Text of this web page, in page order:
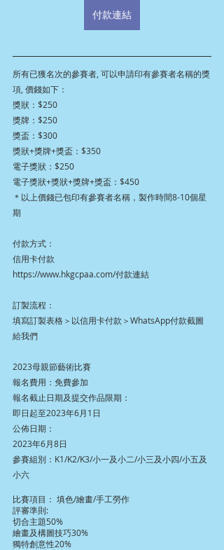
付款連結
所有已獲名次的參賽者, 可以申請印有參賽者名稱的獎
項, 價錢如下：
獎狀：$250
獎牌：$250
獎盃：$300
獎狀+獎牌+獎盃：$350
電子獎狀：$250
電子獎狀+獎狀+獎牌+獎盃：$450
＊以上價錢已包印有參賽者名稱，製作時間8-10個星
期
付款方式：
信用卡付款
https://www.hkgcpaa.com/付款連結
訂製流程：
填寫訂製表格＞以信用卡付款＞WhatsApp付款截圖
給我們
2023母親節藝術比賽
報名費用：免費參加
報名截止日期及提交作品限期：
即日起至2023年6月1日
公佈日期：
2023年6月8日
參賽組別：K1/K2/K3/小一及小二/小三及小四/小五及
小六
比賽項目： 填色/繪畫/手工勞作
評審準則:
切合主題50%
繪畫及構圖技巧30%
獨特創意性20%